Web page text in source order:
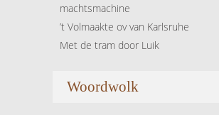
machtsmachine
’t Volmaakte ov van Karlsruhe
Met de tram door Luik
Woordwolk